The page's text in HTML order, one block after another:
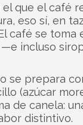
el que el café
eso sí, en
café se toma
incluso
se prepara
(azúcar
de canela:
distintivo.